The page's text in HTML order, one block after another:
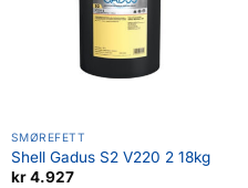
SMØREFETT
Shell Gadus S2 V220 2 18kg
kr4.927